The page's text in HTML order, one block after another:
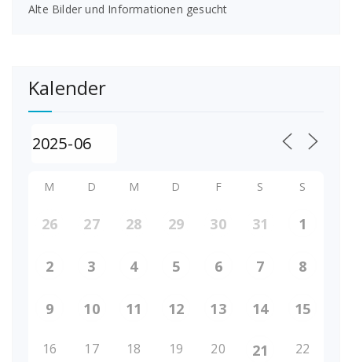
Alte Bilder und Informationen gesucht
Kalender
M D M D F S S
26 27 28 29 30 31 1
2 3 4 5 6 7 8
9 10 11 12 13 14 15
16 17 18 19 20 21 22